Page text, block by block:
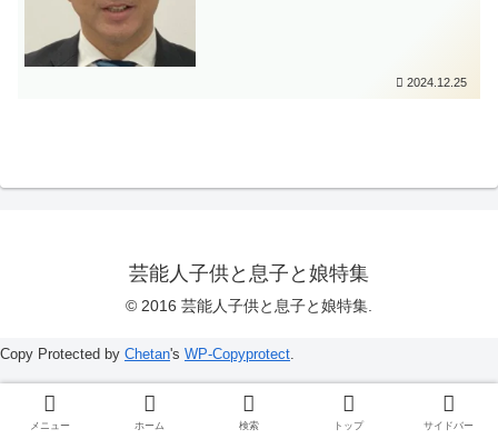
2024.12.25
芸能人子供と息子と娘特集
© 2016 芸能人子供と息子と娘特集.
メニュー ホーム 検索 トップ サイドバー
Copy Protected by Chetan's WP-Copyprotect